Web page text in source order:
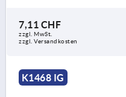
7,11 CHF
zzgl. MwSt.
zzgl. Versandkosten
K1468 IG